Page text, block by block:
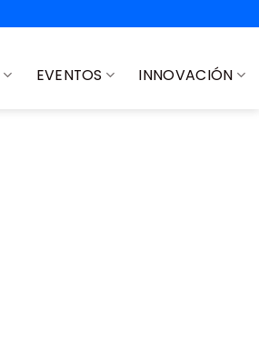
EVENTOS INNOVACIÓN